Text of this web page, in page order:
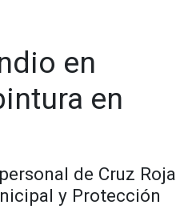
en
en
de Cruz Roja
y Protección